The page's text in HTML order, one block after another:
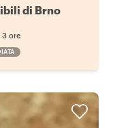
di Brno
3 ore